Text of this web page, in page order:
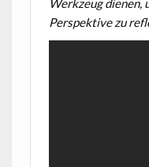
Werkzeug dienen,
Perspektive zu